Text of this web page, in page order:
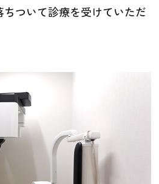
ついて診療を受けていただ